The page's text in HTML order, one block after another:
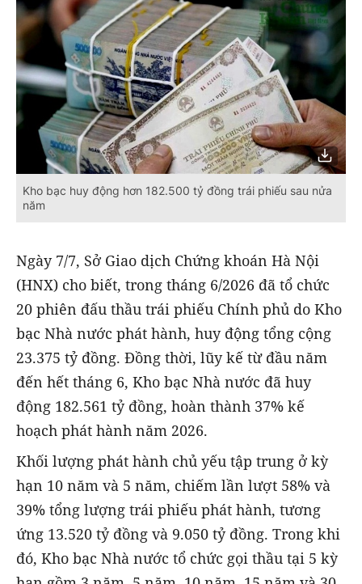
Kho bạc huy động hơn 182.500 tỷ đồng trái phiếu sau nửa
năm
Ngày 7/7, Sở Giao dịch Chứng khoán Hà Nội
(HNX) cho biết, trong tháng 6/2026 đã tổ chức
20 phiên đấu thầu trái phiếu Chính phủ do Kho
bạc Nhà nước phát hành, huy động tổng cộng
23.375 tỷ đồng. Đồng thời, lũy kế từ đầu năm
đến hết tháng 6, Kho bạc Nhà nước đã huy
động 182.561 tỷ đồng, hoàn thành 37% kế
hoạch phát hành năm 2026.
Khối lượng phát hành chủ yếu tập trung ở kỳ
hạn 10 năm và 5 năm, chiếm lần lượt 58% và
39% tổng lượng trái phiếu phát hành, tương
ứng 13.520 tỷ đồng và 9.050 tỷ đồng. Trong khi
đó, Kho bạc Nhà nước tổ chức gọi thầu tại 5 kỳ